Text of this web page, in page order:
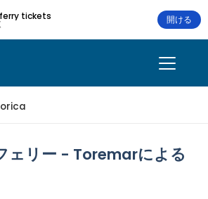
tickets 開ける
ェリー - Toremarによる